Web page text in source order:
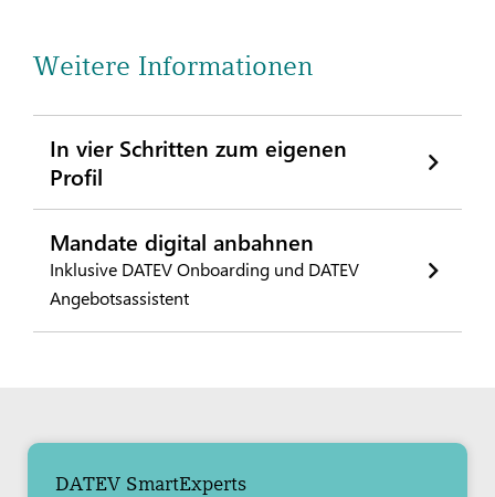
Weitere Informationen
In vier Schritten zum eigenen
Profil
Mandate digital anbahnen
Inklusive DATEV Onboarding und DATEV
Angebotsassistent
DATEV SmartExperts